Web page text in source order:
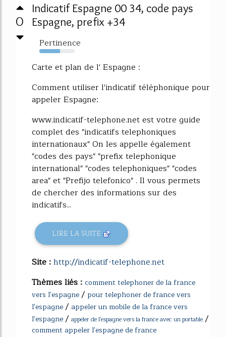
0
Indicatif Espagne 00 34, code pays
Espagne, prefix +34
Pertinence
59%
Carte et plan de l' Espagne :
Comment utiliser l'indicatif téléphonique pour
appeler Espagne:
www.indicatif-telephone.net est votre guide
complet des "indicatifs telephoniques
internationaux" On les appelle également
"codes des pays" "prefix telephonique
international" "codes telephoniques" "codes
area" et "Prefijo telefonico" . Il vous permets
de chercher des informations sur des
indicatifs...
LIRE LA SUITE
Site :http://indicatif-telephone.net
Thèmes liés : comment telephoner de la france
vers l'espagne/ pour telephoner de france vers
l'espagne/ appeler un mobile de la france vers
l'espagne/ appeler de l'espagne vers la france avec un portable /
comment appeler l'espagne de france